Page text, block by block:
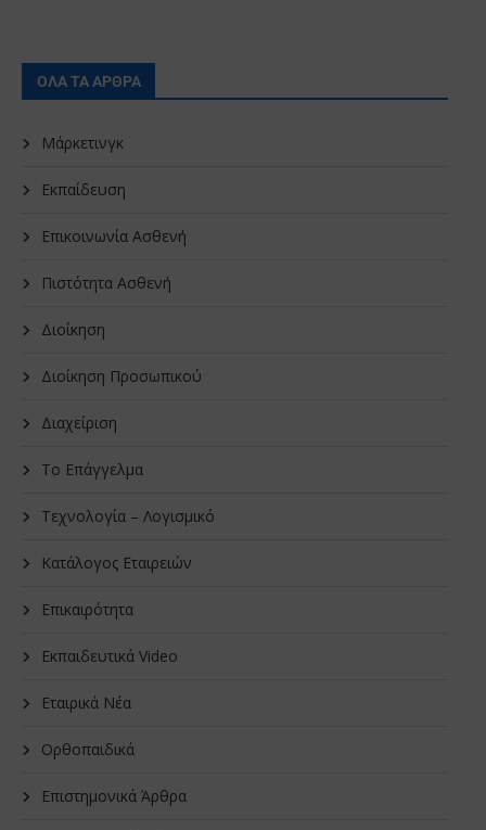
ΟΛΑ ΤΑ ΑΡΘΡΑ
Μάρκετινγκ
Εκπαίδευση
Επικοινωνία Ασθενή
Πιστότητα Ασθενή
Διοίκηση
Διοίκηση Προσωπικού
Διαχείριση
Το Επάγγελμα
Τεχνολογία – Λογισμικό
Κατάλογος Εταιρειών
Επικαιρότητα
Εκπαιδευτικά Video
Εταιρικά Νέα
Oρθοπαιδικά
Επιστημονικά Άρθρα